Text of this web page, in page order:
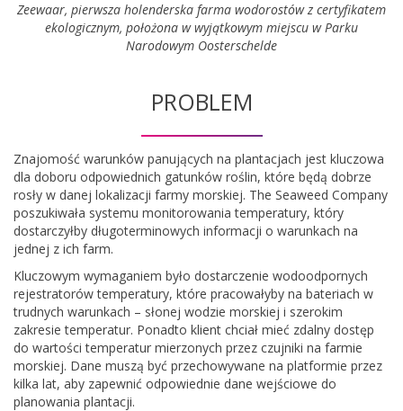
Zeewaar, pierwsza holenderska farma wodorostów z certyfikatem
ekologicznym, położona w wyjątkowym miejscu w Parku
Narodowym Oosterschelde
PROBLEM
Znajomość warunków panujących na plantacjach jest kluczowa
dla doboru odpowiednich gatunków roślin, które będą dobrze
rosły w danej lokalizacji farmy morskiej. The Seaweed Company
poszukiwała systemu monitorowania temperatury, który
dostarczyłby długoterminowych informacji o warunkach na
jednej z ich farm.
Kluczowym wymaganiem było dostarczenie wodoodpornych
rejestratorów temperatury, które pracowałyby na bateriach w
trudnych warunkach – słonej wodzie morskiej i szerokim
zakresie temperatur. Ponadto klient chciał mieć zdalny dostęp
do wartości temperatur mierzonych przez czujniki na farmie
morskiej. Dane muszą być przechowywane na platformie przez
kilka lat, aby zapewnić odpowiednie dane wejściowe do
planowania plantacji.